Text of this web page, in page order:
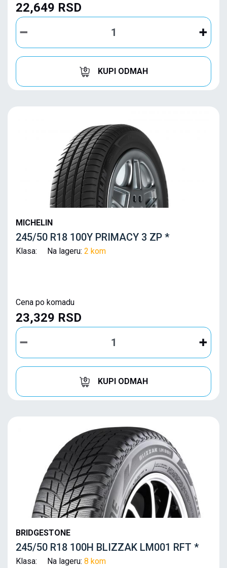
22,649 RSD
KUPI ODMAH
MICHELIN
245/50 R18 100Y PRIMACY 3 ZP *
Klasa: Na lageru: 2 kom
Cena po komadu
23,329 RSD
KUPI ODMAH
BRIDGESTONE
245/50 R18 100H BLIZZAK LM001 RFT *
Klasa: Na lageru: 8 kom